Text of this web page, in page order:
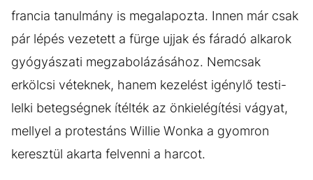
francia tanulmány is megalapozta. Innen már csak
pár lépés vezetett a fürge ujjak és fáradó alkarok
gyógyászati megzabolázásához. Nemcsak
erkölcsi véteknek, hanem kezelést igénylő testi-
lelki betegségnek ítélték az önkielégítési vágyat,
mellyel a protestáns Willie Wonka a gyomron
keresztül akarta felvenni a harcot.